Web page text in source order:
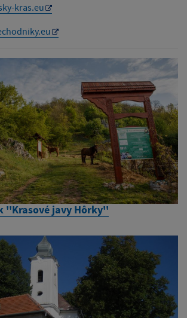
kras.eu
''Krasové javy Hôrky''